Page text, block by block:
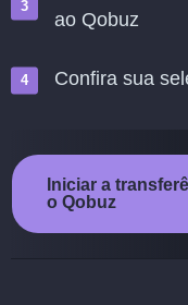
ao Qobuz
Confira sua
Iniciar a
o Qobuz